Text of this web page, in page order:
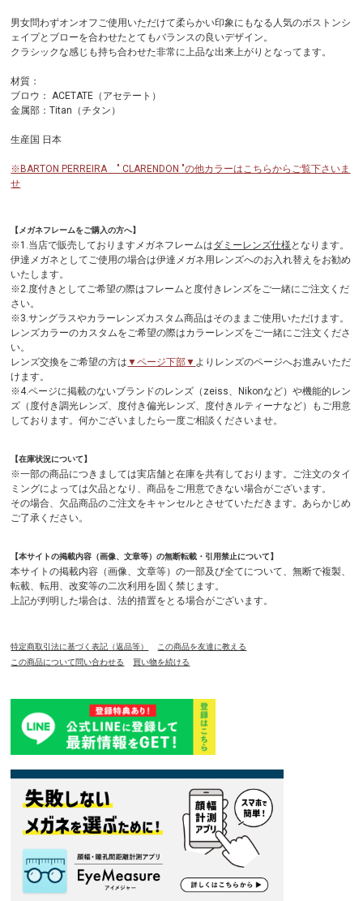
男女問わずオンオフご使用いただけて柔らかい印象にもなる人気のボストンシ
ェイプとブローを合わせたとてもバランスの良いデザイン。
クラシックな感じも持ち合わせた非常に上品な出来上がりとなってます。
材質：
ブロウ： ACETATE（アセテート）
金属部：Titan（チタン）
生産国 日本
※BARTON PERREIRA " CLARENDON "の他カラーはこちらからご覧下さいま
せ
【メガネフレームをご購入の方へ】
※1.当店で販売しておりますメガネフレームはダミーレンズ仕様 となります。
伊達メガネとしてご使用の場合は伊達メガネ用レンズへのお入れ替えをお勧め
いたします。
※2.度付きとしてご希望の際はフレームと度付きレンズをご一緒にご注文くだ
さい。
※3.サングラスやカラーレンズカスタム商品はそのままご使用いただけます。
レンズカラーのカスタムをご希望の際はカラーレンズをご一緒にご注文くださ
い。
レンズ交換をご希望の方は ▼ページ下部▼ よりレンズのページへお進みいただ
けます。
※4.ページに掲載のないブランドのレンズ（zeiss、Nikonなど）や機能的レン
ズ（度付き調光レンズ、度付き偏光レンズ、度付きルティーナなど）もご用意
しております。何かございましたら一度ご相談くださいませ。
【在庫状況について】
※一部の商品につきましては実店舗と在庫を共有しております。ご注文のタイ
ミングによっては欠品となり、商品をご用意できない場合がございます。
その場合、欠品商品のご注文をキャンセルとさせていただきます。あらかじめ
ご了承ください。
【本サイトの掲載内容（画像、文章等）の無断転載・引用禁止について】
本サイトの掲載内容（画像、文章等）の一部及び全てについて、無断で複製、
転載、転用、改変等の二次利用を固く禁じます。
上記が判明した場合は、法的措置をとる場合がございます。
特定商取引法に基づく表記（返品等）
この商品を友達に教える
この商品について問い合わせる
買い物を続ける